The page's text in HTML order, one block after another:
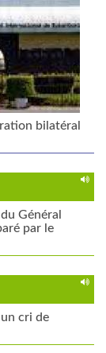
bilatéral
Général
par le
cri de